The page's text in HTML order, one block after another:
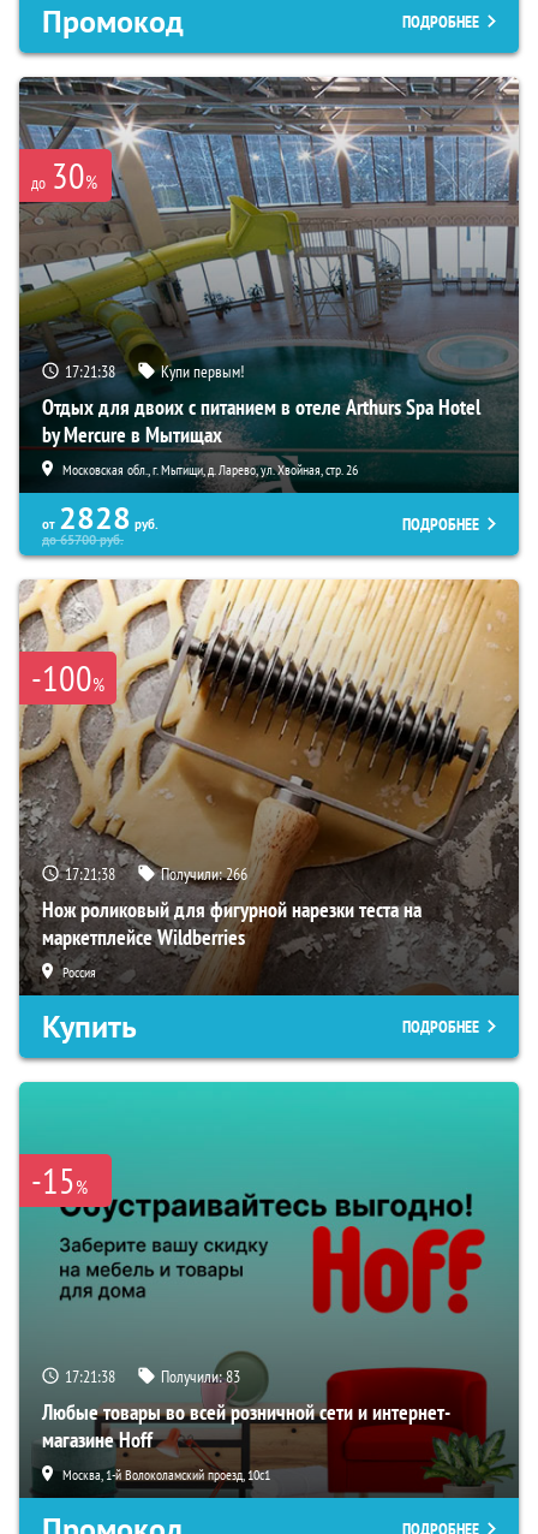
Промокод ПОДРОБНЕЕ
до 30%
17:21:36 Купи первым!
Отдых для двоих с питанием в отеле Arthurs Spa Hotel
by Mercure в Мытищах
Московская обл., г. Мытищи, д. Ларево, ул. Хвойная, стр. 26
от 2828 руб.
до65700руб.
ПОДРОБНЕЕ
-100%
17:21:36 Получили:266
Нож роликовый для фигурной нарезки теста на
маркетплейсе Wildberries
Россия
Купить ПОДРОБНЕЕ
-15%
17:21:36 Получили:83
Любые товары во всей розничной сети и интернет-
магазине Hoff
Москва, 1-й Волоколамский проезд, 10с1
ПОДРОБНЕЕ